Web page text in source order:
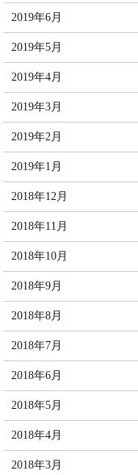
2019年6月
2019年5月
2019年4月
2019年3月
2019年2月
2019年1月
2018年12月
2018年11月
2018年10月
2018年9月
2018年8月
2018年7月
2018年6月
2018年5月
2018年4月
2018年3月